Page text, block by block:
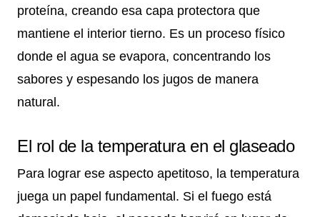
proteína, creando esa capa protectora que
mantiene el interior tierno. Es un proceso físico
donde el agua se evapora, concentrando los
sabores y espesando los jugos de manera
natural.
El rol de la temperatura en el glaseado
Para lograr ese aspecto apetitoso, la temperatura
juega un papel fundamental. Si el fuego está